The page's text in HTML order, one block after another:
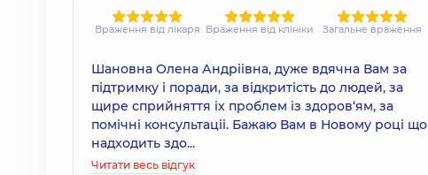
Враження від лікаря Враження від клініки Загальне враження
Шановна Олена Андріівна, дуже вдячна Вам за
підтримку і поради, за відкритість до людей, за
щире сприйняття іх проблем із здоров‘ям, за
помічні консультаціі. Бажаю Вам в Новому році що
надходить здо...
Читати весь відгук